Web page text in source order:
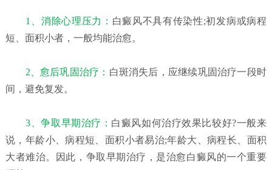
1、消除心理压力： 白癜风不具有传染性;初发病或病程
短、面积小者，一般均能治愈。
2、愈后巩固治疗： 白斑消失后，应继续巩固治疗一段时
间，避免复发。
3、争取早期治疗： 白癜风如何治疗效果比较好?一般来
说，年龄小、病程短、面积小者易治;年龄大、病程长、面积
大者难治。因此，争取早期治疗，是治愈白癜风的一个重要